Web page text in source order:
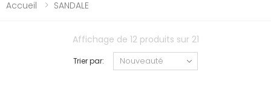
Accueil SANDALE
Affichage de 12 produits sur 21
Trier par: